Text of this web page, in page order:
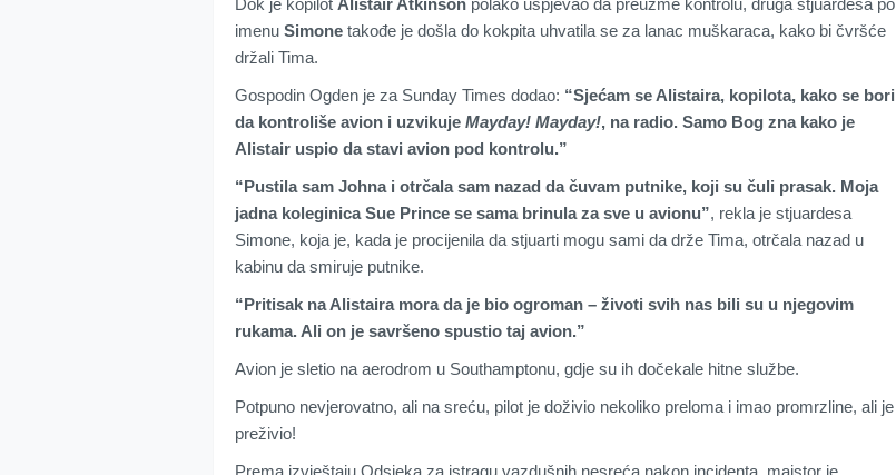
Dok je kopilot Alistair Atkinson polako uspjevao da preuzme kontrolu, druga stjuardesa po
imenu Simone takođe je došla do kokpita uhvatila se za lanac muškaraca, kako bi čvršće
držali Tima.
Gospodin Ogden je za Sunday Times dodao: “Sjećam se Alistaira, kopilota, kako se bori
da kontroliše avion i uzvikuje Mayday! Mayday!, na radio. Samo Bog zna kako je
Alistair uspio da stavi avion pod kontrolu.”
“Pustila sam Johna i otrčala sam nazad da čuvam putnike, koji su čuli prasak. Moja
jadna koleginica Sue Prince se sama brinula za sve u avionu”, rekla je stjuardesa
Simone, koja je, kada je procijenila da stjuarti mogu sami da drže Tima, otrčala nazad u
kabinu da smiruje putnike.
“Pritisak na Alistaira mora da je bio ogroman – životi svih nas bili su u njegovim
rukama. Ali on je savršeno spustio taj avion.”
Avion je sletio na aerodrom u Southamptonu, gdje su ih dočekale hitne službe.
Potpuno nevjerovatno, ali na sreću, pilot je doživio nekoliko preloma i imao promrzline, ali je
preživio!
Prema izvještaju Odsjeka za istragu vazdušnih nesreća nakon incidenta, majstor je